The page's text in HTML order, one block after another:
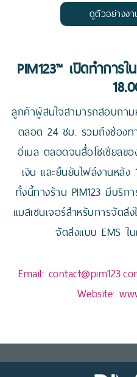
ดูตัวอย่างง
PIM123™ เปิดทำกา
ลูกค้าผู้สนใจสามารถสอบถาม
ตลอด 24 ชม. รวมถึงช่องท
อีเมล ตลอดจนสื่อโซเชียลขอ
เงิน และยืนยันไฟล์งานหลัง
ทั้งนี้ทางร้าน PIM123 มีบริ
แมสเซนเจอร์สำหรับการจัดส่
จัดส่งแบบ EMS ใ
Email:
Website: